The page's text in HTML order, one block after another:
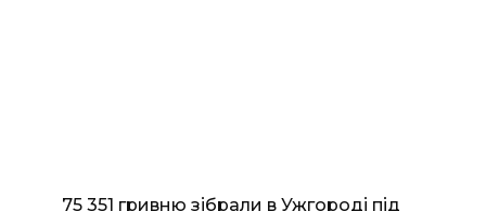
75 351 гривню зібрали в Ужгороді під